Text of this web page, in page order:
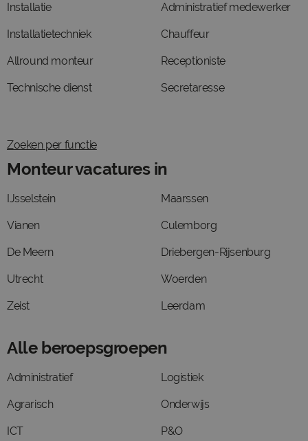
Installatie
Installatietechniek
Allround monteur
Technische dienst
Administratief medewerker
Chauffeur
Receptioniste
Secretaresse
Zoeken per functie
Monteur vacatures in
IJsselstein
Vianen
De Meern
Utrecht
Zeist
Maarssen
Culemborg
Driebergen-Rijsenburg
Woerden
Leerdam
Alle beroepsgroepen
Administratief
Agrarisch
ICT
Logistiek
Onderwijs
P&O